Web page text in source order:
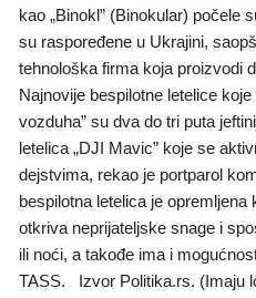
kao „Binokl” (Binokular) počele
su raspoređene u Ukrajini,
tehnološka firma koja proizvodi
Najnovije bespilotne letelice
vozduha” su dva do tri puta
letelica „DJI Mavic” koje se
dejstvima, rekao je portparol
bespilotna letelica je
otkriva neprijateljske snage i
ili noći, a takođe ima i
TASS. Izvor Politika.rs. (Imaju